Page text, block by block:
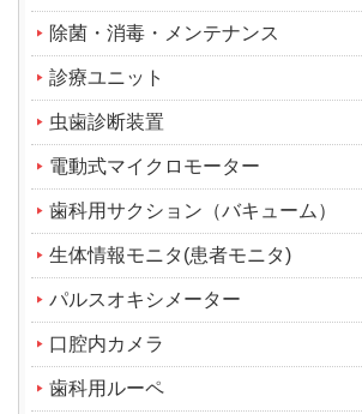
除菌・消毒・メンテナンス
診療ユニット
虫歯診断装置
電動式マイクロモーター
歯科用サクション（バキューム）
生体情報モニタ(患者モニタ)
パルスオキシメーター
口腔内カメラ
歯科用ルーペ